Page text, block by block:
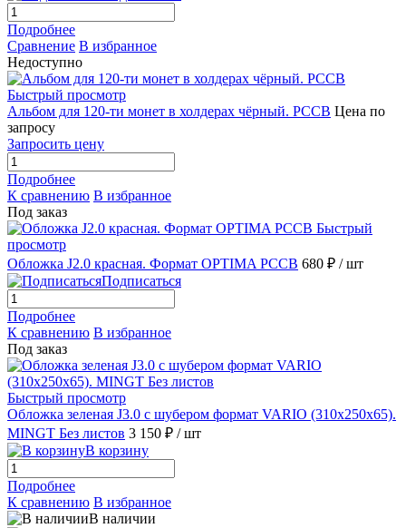
Подробнее
Сравнение В избранное
Недоступно
Быстрый просмотр
Альбом для 120-ти монет в холдерах чёрный. РССВ Цена по
запросу
Запросить цену
Подробнее
К сравнению В избранное
Под заказ
Быстрый
просмотр
Обложка J2.0 красная. Формат OPTIMA РССВ 680 ₽ / шт
Подписаться
Подробнее
К сравнению В избранное
Под заказ
Быстрый просмотр
Обложка зеленая J3.0 с шубером формат VARIO (310х250х65).
MINGT Без листов 3 150 ₽ / шт
В корзину
Подробнее
К сравнению В избранное
В наличии